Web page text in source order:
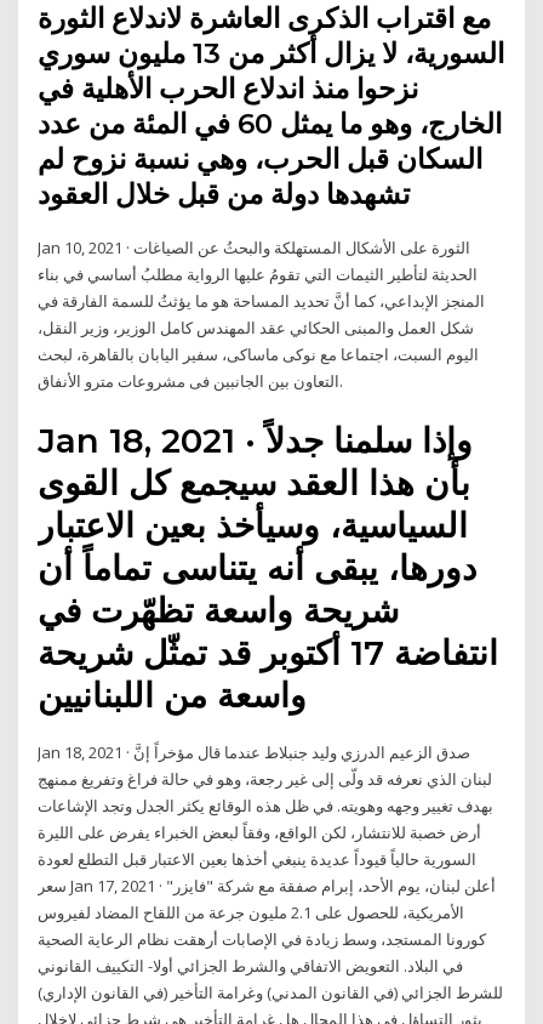
مع اقتراب الذكرى العاشرة لاندلاع الثورة
السورية، لا يزال أكثر من 13 مليون سوري
نزحوا منذ اندلاع الحرب الأهلية في
الخارج، وهو ما يمثل 60 في المئة من عدد
السكان قبل الحرب، وهي نسبة نزوح لم
تشهدها دولة من قبل خلال العقود
Jan 10, 2021 · الثورة على الأشكال المستهلكة والبحثُ عن الصياغات
الحديثة لتأطير الثيمات التي تقومُ عليها الرواية مطلبُ أساسي في بناء
المنجز الإبداعي، كما أنَّ تحديد المساحة هو ما يؤثثُ للسمة الفارقة في
شكل العمل والمبنى الحكائي عقد المهندس كامل الوزير، وزير النقل،
اليوم السبت، اجتماعا مع نوكى ماساكى، سفير اليابان بالقاهرة، لبحث
التعاون بين الجانبين فى مشروعات مترو الأنفاق.
Jan 18, 2021 · وإذا سلمنا جدلاً
بأن هذا العقد سيجمع كل القوى
السياسية، وسيأخذ بعين الاعتبار
دورها، يبقى أنه يتناسى تماماً أن
شريحة واسعة تظهّرت في
انتفاضة 17 أكتوبر قد تمثّل شريحة
واسعة من اللبنانيين
Jan 18, 2021 · صدق الزعيم الدرزي وليد جنبلاط عندما قال مؤخراً إنَّ
لبنان الذي نعرفه قد ولّى إلى غير رجعة، وهو في حالة فراغ وتفريغ ممنهج
بهدف تغيير وجهه وهويته. في ظل هذه الوقائع يكثر الجدل وتجد الإشاعات
أرض خصبة للانتشار، لكن الواقع، وفقاً لبعض الخبراء يفرض على الليرة
السورية حالياً قيوداً عديدة ينبغي أخذها بعين الاعتبار قبل التطلع لعودة
سعر Jan 17, 2021 · أعلن لبنان، يوم الأحد، إبرام صفقة مع شركة "فايزر"
الأمريكية، للحصول على 2.1 مليون جرعة من اللقاح المضاد لفيروس
كورونا المستجد، وسط زيادة في الإصابات أرهقت نظام الرعاية الصحية
في البلاد. التعويض الاتفاقي والشرط الجزائي أولا- التكييف القانوني
للشرط الجزائي (في القانون المدني) وغرامة التأخير (في القانون الإداري)
يثور التساؤل في هذا المجال هل غرامة التأخير هى شرط جزائى لإخلال